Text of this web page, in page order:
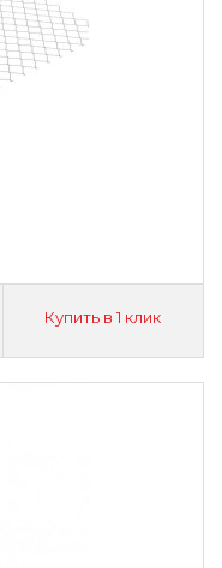
Купить в 1 клик